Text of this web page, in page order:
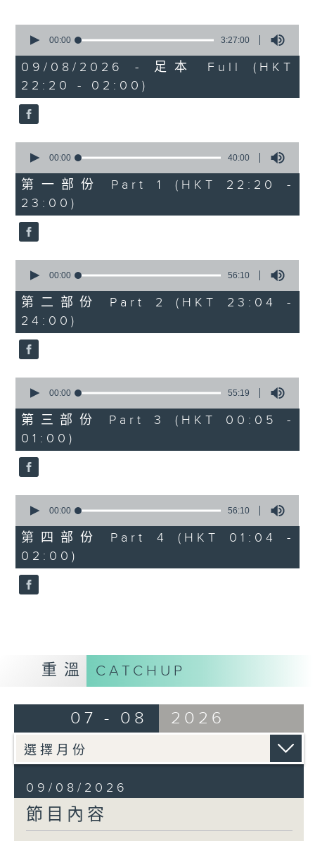
1. 「萬惡淫為首之乞食」
由 新馬師曾、吳君麗 主唱
2. 「糟糠情盟心」
3. 「佳期如夢」
由 梁麗 主唱
4. 「怕聽銷魂曲」
由 劉善初、伍木蘭 主唱
5. 「高君保私探營房」
由 阮兆輝、陳好逑 主唱
6. 「唐宮艷史之華清池」
由 王超群、雷桂開 主唱
7. 「刁鳳狂龍」
由 鄧偉凡、曾雲飛、鍾麗蓉、小甘羅、新麥
炳榮 主唱
seconds
3
hours,
27
minutes,
0
seconds
00:00 3:27:00
09/08/2026 - 足本 Full (HKT
22:20 - 02:00)
seconds
40
minutes,
0
seconds
00:00 40:00
第一部份 Part 1 (HKT 22:20 -
23:00)
seconds
56
minutes,
10
seconds
00:00 56:10
第二部份 Part 2 (HKT 23:04 -
24:00)
seconds
55
minutes,
19
seconds
00:00 55:19
第三部份 Part 3 (HKT 00:05 -
01:00)
seconds
56
minutes,
10
seconds
00:00 56:10
第四部份 Part 4 (HKT 01:04 -
02:00)
重溫 CATCHUP
07 - 08 2026
09/08/2026
節目內容